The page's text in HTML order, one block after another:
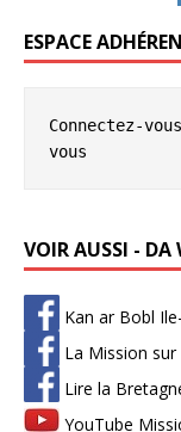
ESPACE
Connectez-
vous
VOIR AUSSI - DA
Kan ar Bobl
La Mission
Lire la
YouTube